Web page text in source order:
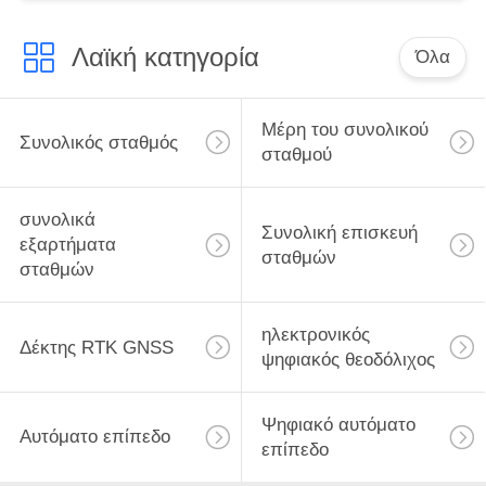
Λαϊκή κατηγορία Όλα
Συνολικός σταθμός
Μέρη του συνολικού
σταθμού
συνολικά
εξαρτήματα
σταθμών
Συνολική επισκευή
σταθμών
Δέκτης RTK GNSS
ηλεκτρονικός
ψηφιακός θεοδόλιχος
Αυτόματο επίπεδο
Ψηφιακό αυτόματο
επίπεδο